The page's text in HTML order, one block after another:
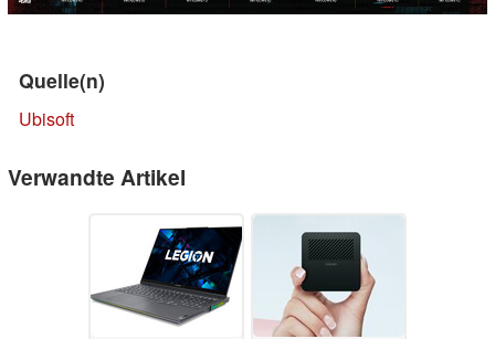
Quelle(n)
Ubisoft
Verwandte Artikel